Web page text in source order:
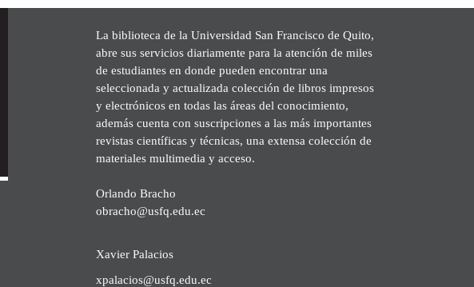
La biblioteca de la Universidad San Francisco de Quito,
abre sus servicios diariamente para la atención de miles
de estudiantes en donde pueden encontrar una
seleccionada y actualizada colección de libros impresos
y electrónicos en todas las áreas del conocimiento,
además cuenta con suscripciones a las más importantes
revistas científicas y técnicas, una extensa colección de
materiales multimedia y acceso.
Orlando Bracho
obracho@usfq.edu.ec
Xavier Palacios
xpalacios@usfq.edu.ec